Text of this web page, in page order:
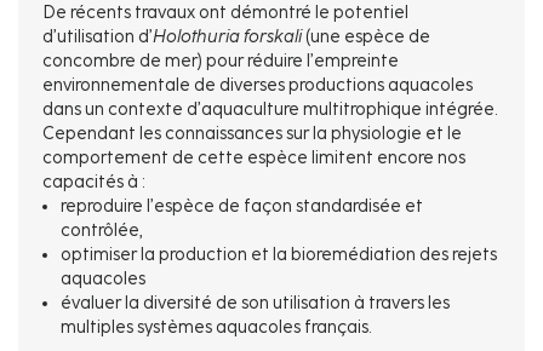
De récents travaux ont démontré le potentiel
d’utilisation d’Holothuria forskali(une espèce de
concombre de mer) pour réduire l’empreinte
environnementale de diverses productions aquacoles
dans un contexte d’aquaculture multitrophique intégrée.
Cependant les connaissances sur la physiologie et le
comportement de cette espèce limitent encore nos
capacités à :
reproduire l’espèce de façon standardisée et
contrôlée,
optimiser la production et la bioremédiation des rejets
aquacoles
évaluer la diversité de son utilisation à travers les
multiples systèmes aquacoles français.